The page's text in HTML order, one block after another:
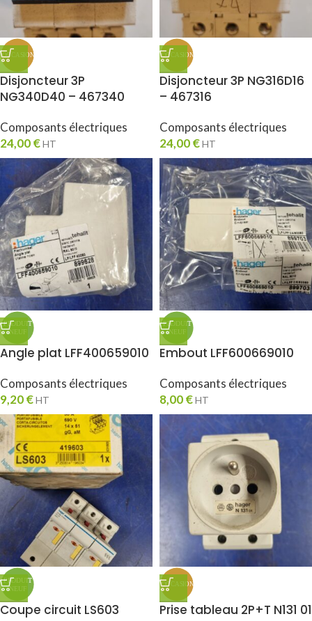
Disjoncteur 3P
NG340D40 – 467340
Composants électriques
24,00€HT
Disjoncteur 3P NG316D16
– 467316
Composants électriques
24,00€HT
Angle plat LFF400659010
Composants électriques
9,20€HT
Embout LFF600669010
Composants électriques
8,00€HT
Coupe circuit LS603 Prise tableau 2P+T N131 01